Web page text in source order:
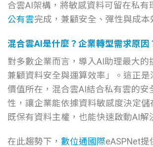
合雲AI架構，將敏感資料可留在私有
公有雲完成，兼顧安全、彈性與成本
混合雲AI是什麼？企業轉型需求原因
對多數企業而言，導入AI助理最大的
兼顧資料安全與運算效率」。這正是
價值所在，混合雲AI結合私有雲的安
性，讓企業能依據資料敏感度決定儲
既保有資料主權，也能快速啟動AI解
在此趨勢下， 數位通國際eASPNet提